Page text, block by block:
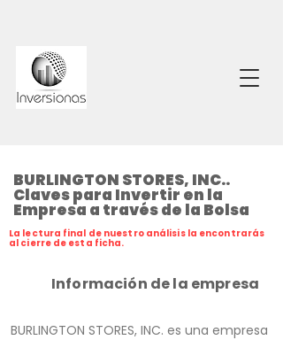
BURLINGTON STORES, INC..
Claves para Invertir en la
Empresa a través de la Bolsa
La lectura final de nuestro análisis la encontrarás
al cierre de esta ficha.
Información de la empresa
BURLINGTON STORES, INC. es una empresa